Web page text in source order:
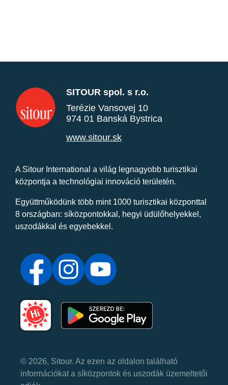
SITOUR spol. s r.o.
Terézie Vansovej 10
974 01 Banská Bystrica
www.sitour.sk
A Sitour International a világ legnagyobb turisztikai
központja a technológiai innováció területén.
Együttműködünk több mint 1000 turisztikai központtal
8 országban: síközpontokkal, hegyi üdülőhelyekkel,
uszodákkal és egyebekkel.
© 2026, Sitour. Az ezen az oldalon található
információkat a síközpontok és uszodák üzemeltetői